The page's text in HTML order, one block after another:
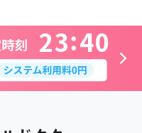
23 40